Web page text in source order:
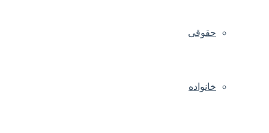
حقوقی
خانواده